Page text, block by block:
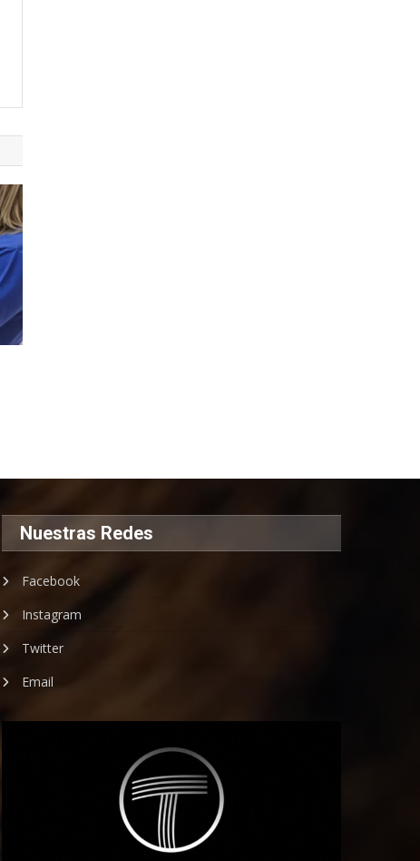
Nuestras Redes
Facebook
Instagram
Twitter
Email